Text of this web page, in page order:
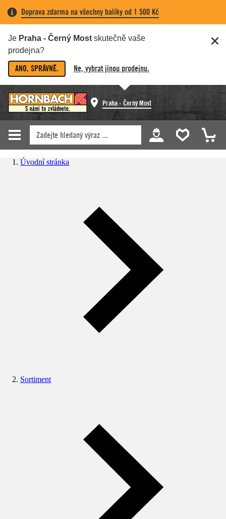
Doprava zdarma na všechny balíky od 1 500 Kč
Je Praha - Černý Most skutečně vaše
prodejna?
ANO, SPRÁVNĚ. Ne, vybrat jinou prodejnu.
Praha - Černý Most
Úvodní stránka
Sortiment